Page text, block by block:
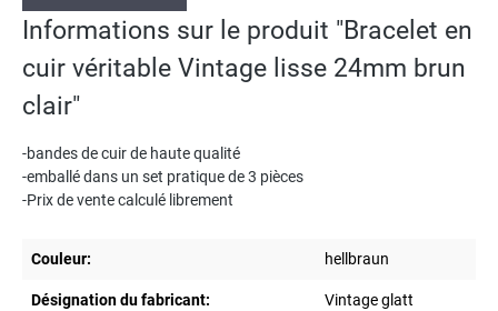
Informations sur le produit "Bracelet en
cuir véritable Vintage lisse 24mm brun
clair"
-bandes de cuir de haute qualité
-emballé dans un set pratique de 3 pièces
-Prix de vente calculé librement
Couleur: hellbraun
Désignation du fabricant: Vintage glatt